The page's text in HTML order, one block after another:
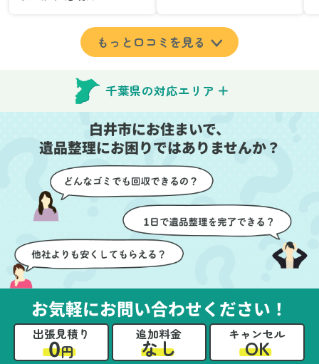
が集めた物や古い家具が
多く、自分たちだけでは
どうにもならない状態で
んが手際よく片付けてく
れたので、部屋が驚くほ
どスッキリしました。自
分では手が回らなかった
場所も含め、プロの力を
実感しました。
特に、物が散乱していた
部屋の整理や、細かなア
イテムの仕分けを迅速か
つ丁寧に対応していただ
けたのがありがたかった
です。家族それぞれが必
要なものを確認しながら
進めることができ、安心
できました。さらに、作
業終了後には部屋全体を
清掃していただき、まる
で新しい家のような清潔
とができました。特に、
古い家具や壊れた家電な
ど、処分が難しいものが
よく対応していただき驚
きました。
当日は2名のスタッフが来
てくださり、作業の流れ
や注意点をしっかり説明
していただけたので、こ
ちらも安心感を持って作
業を見守ることができま
した。運び出しの際も、
壁や床を傷つけないよう
に細心の注意を払ってい
ただき、家全体がスムー
ズに片付いていくのがと
業が終わった後には、こ
ちらからお願いしなくて
も部屋を簡単に清掃して
いただけたのも好印象で
した。
もっと口コミを見る
千葉県の対応エリア
白井市にお住まいで、
遺品整理にお困りではありませんか？
お気軽にお問い合わせください！
出張見積り
0円
追加料金
なし
キャンセル
OK